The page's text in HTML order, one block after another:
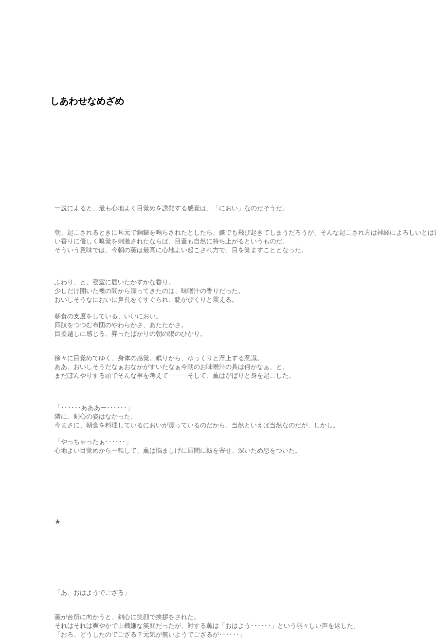
しあわせなめざめ
一説によると、最も心地よく目覚めを誘発する感覚は、「におい」なのだそうだ。
朝、起こされるときに耳元で銅鑼を鳴らされたとしたら、嫌でも飛び起きてしまうだろうが、そんな起こされ方は神経によろしいとは
い香りに優しく嗅覚を刺激されたならば、目蓋も自然に持ち上がるというものだ。
そういう意味では、今朝の薫は最高に心地よい起こされ方で、目を覚ますこととなった。
ふわり、と。寝室に届いたかすかな香り。
少しだけ開いた襖の間から漂ってきたのは、味噌汁の香りだった。
おいしそうなにおいに鼻孔をくすぐられ、睫がぴくりと震える。
朝食の支度をしている、いいにおい。
四肢をつつむ布団のやわらかさ、あたたかさ。
目蓋越しに感じる、昇ったばかりの朝の陽のひかり。
徐々に目覚めてゆく、身体の感覚。眠りから、ゆっくりと浮上する意識。
ああ、おいしそうだなぁおなかがすいたなぁ今朝のお味噌汁の具は何かなぁ、と。
まだぼんやりする頭でそんな事を考えて―――そして、薫はがばりと身を起こした。
「･･････あああー･･････」
隣に、剣心の姿はなかった。
今まさに、朝食を料理しているにおいが漂っているのだから、当然といえば当然なのだが、しかし。
「やっちゃったぁ･･････」
心地よい目覚めから一転して、薫は悩ましげに眉間に皺を寄せ、深いため息をついた。
★
「あ、おはようでござる」
薫が台所に向かうと、剣心に笑顔で挨拶をされた。
それはそれは爽やかで上機嫌な笑顔だったが、対する薫は「おはよう･･････」という弱々しい声を返した。
「おろ、どうしたのでござる？元気が無いようでござるが･･････」